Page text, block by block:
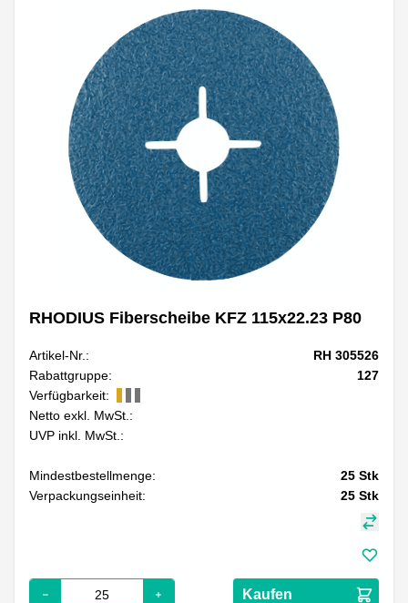
RHODIUS Fiberscheibe KFZ 115x22.23 P80
Artikel-Nr.:
RH 305526
Rabattgruppe:
127
Verfügbarkeit:
Netto exkl. MwSt.:
UVP inkl. MwSt.:
Mindestbestellmenge: 25 Stk
Verpackungseinheit:
25 Stk
Kaufen